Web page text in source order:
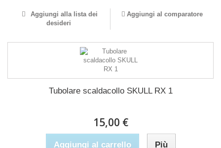
Aggiungi alla lista dei
desideri
Aggiungi al comparatore
Tubolare scaldacollo SKULL RX 1
15,00 €
Aggiungi al carrello Più